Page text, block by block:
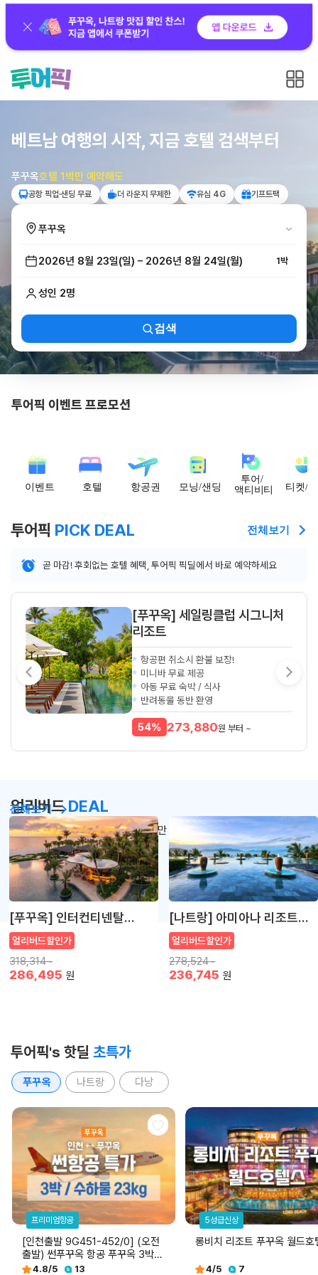
베트남 여행의 시작, 지금 호텔 검색부터
푸꾸옥호텔 1박만 예약해도
공항 픽업·샌딩 무료 더 라운지 무제한 유심 4G 기프트팩
푸꾸옥
2026년 8월 23일(일) – 2026년 8월 24일(월) 1박
성인 2명
검색
투어픽 이벤트 프로모션
푸꾸옥
↔
기내식
프리미엄
항공사
수준의
나트랑
여행,
지금이
기회
나트
5성급
호캉
특가
쉐라
나트
투어픽 PICK DEAL 전체보기
곧 마감! 후회없는 호텔 혜택, 투어픽 픽딜에서 바로 예약하세요
[푸꾸옥] 세일링클럽 시그니처
리조트
항공편 취소시 환불 보장!
미니바 무료 제공
아동 무료 숙박 / 식사
반려동물 동반 환영
54% 273,880원 부터 ~
얼리버드DEAL
일찍 예약할수록 할인되는인기숙소만 모았어요!
전체보기
[푸꾸옥] 인터컨티넨탈
푸꾸옥 롱비치 리조트
얼리버드할인가
318,314~
286,495 원
[나트랑] 아미아나 리조트
나트랑
얼리버드할인가
278,524~
236,745 원
투어픽's 핫딜 초특가
푸꾸옥 나트랑 다낭
프리미엄항공
[인천출발 9G451-452/0] (오전
출발) 썬푸꾸옥 항공 푸꾸옥 3박
5일 항공권
4.8/5 13
5성급신상
롱비치 리조트 푸꾸옥 월드호
4/5 7